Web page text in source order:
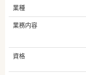
業種
業務内容
資格